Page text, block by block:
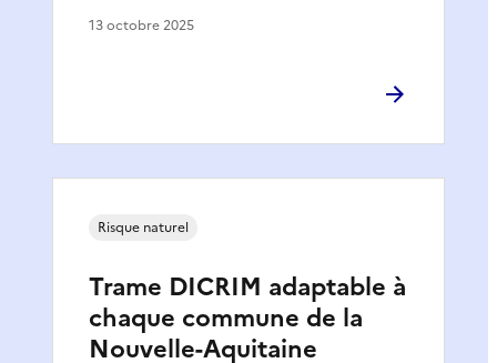
13 octobre 2025
Trame DICRIM adaptable à
chaque commune de la
Nouvelle-Aquitaine
Risque naturel